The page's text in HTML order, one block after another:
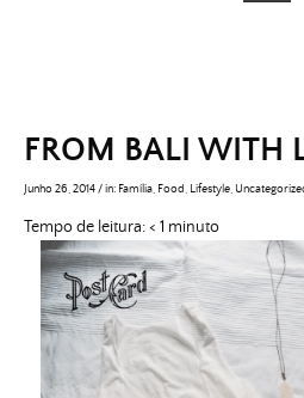
FROM BALI WITH
Junho 26, 2014/in: Família Food Lifestyle
Tempo de leitura:< 1 minuto